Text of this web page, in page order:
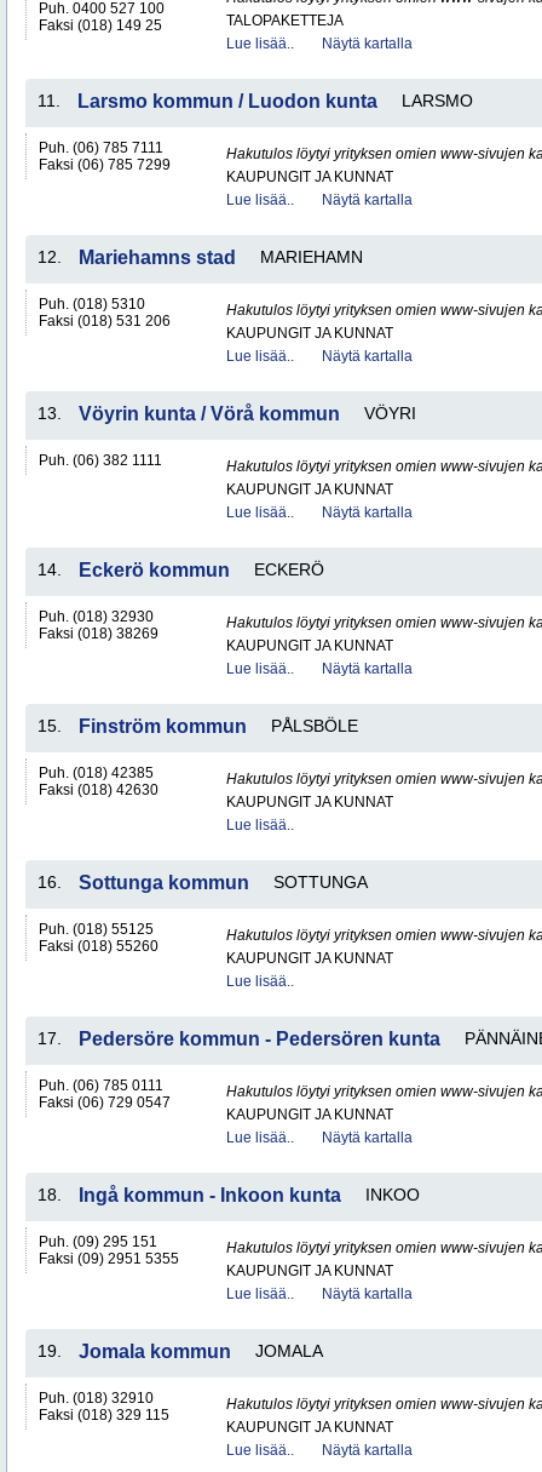
Puh. 0400 527 100
Faksi (018) 149 25
TALOPAKETTEJA
Lue lisää..
Näytä kartalla
11. Larsmo kommun / Luodon kunta LARSMO
Puh. (06) 785 7111
Faksi (06) 785 7299
Hakutulos löytyi yrityksen omien www-sivujen
KAUPUNGIT JA KUNNAT
Lue lisää..
Näytä kartalla
12. Mariehamns stad MARIEHAMN
Puh. (018) 5310
Faksi (018) 531 206
Hakutulos löytyi yrityksen omien www-sivujen
KAUPUNGIT JA KUNNAT
Lue lisää..
Näytä kartalla
13. Vöyrin kunta / Vörå kommun VÖYRI
Puh. (06) 382 1111
Hakutulos löytyi yrityksen omien www-sivujen
KAUPUNGIT JA KUNNAT
Lue lisää..
Näytä kartalla
14. Eckerö kommun ECKERÖ
Puh. (018) 32930
Faksi (018) 38269
Hakutulos löytyi yrityksen omien www-sivujen
KAUPUNGIT JA KUNNAT
Lue lisää..
Näytä kartalla
15. Finström kommun PÅLSBÖLE
Puh. (018) 42385
Faksi (018) 42630
Hakutulos löytyi yrityksen omien www-sivujen
KAUPUNGIT JA KUNNAT
Lue lisää..
16. Sottunga kommun SOTTUNGA
Puh. (018) 55125
Faksi (018) 55260
Hakutulos löytyi yrityksen omien www-sivujen
KAUPUNGIT JA KUNNAT
Lue lisää..
17. Pedersöre kommun - Pedersören kunta
Puh. (06) 785 0111
Faksi (06) 729 0547
Hakutulos löytyi yrityksen omien www-sivujen
KAUPUNGIT JA KUNNAT
Lue lisää..
Näytä kartalla
18. Ingå kommun - Inkoon kunta INKOO
Puh. (09) 295 151
Faksi (09) 2951 5355
Hakutulos löytyi yrityksen omien www-sivujen
KAUPUNGIT JA KUNNAT
Lue lisää..
Näytä kartalla
19. Jomala kommun JOMALA
Puh. (018) 32910
Faksi (018) 329 115
Hakutulos löytyi yrityksen omien www-sivujen
KAUPUNGIT JA KUNNAT
Lue lisää..
Näytä kartalla